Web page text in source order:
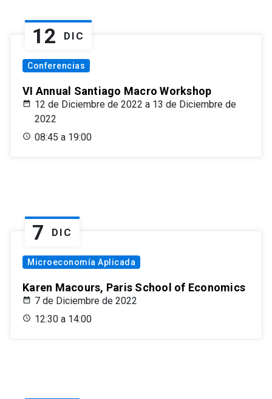
12 DIC
Conferencias
VI Annual Santiago Macro Workshop
12 de Diciembre de 2022 a 13 de Diciembre de
2022
08:45 a 19:00
7 DIC
Microeconomía Aplicada
Karen Macours, Paris School of Economics
7 de Diciembre de 2022
12:30 a 14:00